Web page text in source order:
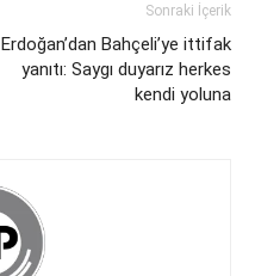
Sonraki İçerik
Erdoğan’dan Bahçeli’ye ittifak
yanıtı: Saygı duyarız herkes
kendi yoluna